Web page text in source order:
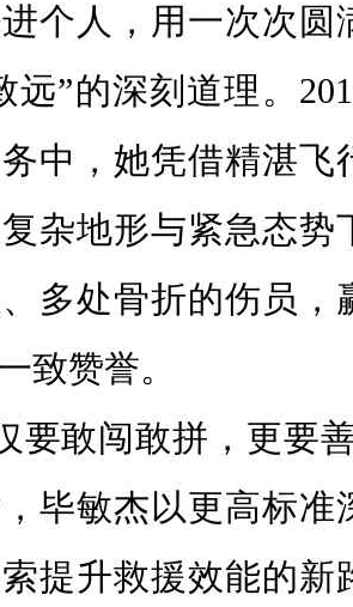
个人，用一次次圆
远”的深刻道理。
中，她凭借精湛飞
杂地形与紧急态势
多处骨折的伤员，
致赞誉。
要敢闯敢拼，更要
毕敏杰以更高标准
提升救援效能的新